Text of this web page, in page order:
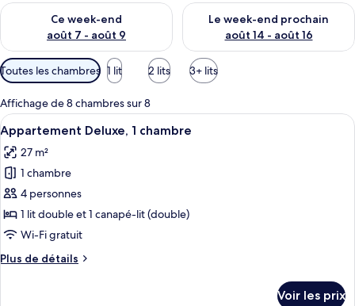
Ce week-end
août 7 - août 9
Vérifier la disponibilité pour ce week-end août 7 - août 9
Le week-end prochain
août 14 - août 16
Vérifier la disponibilité pour
Filtres
disponibles
pour
les
chambres
Toutes les chambres 1 lit 2 lits 3+ lits
Affichage de 8 chambres sur 8
Afficher
toutes
les
photos
pour
ce
type
chambre :
Un salon moderne avec un canapé
13
Appartement Deluxe, 1 chambre
27 m²
1 chambre
4 personnes
1 lit double et 1 canapé-lit (double)
Wi-Fi gratuit
Plus de détails
Plus
Voir les prix